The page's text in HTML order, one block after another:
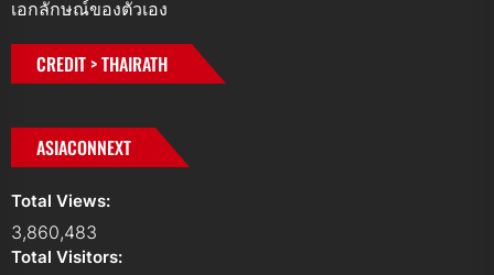
เอกลักษณ์ของตัวเอง
CREDIT > THAIRATH
ASIACONNEXT
Total Views:
3,860,483
Total Visitors: